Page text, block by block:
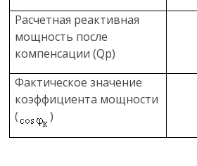
Расчетная реактивная
мощность после
компенсации (Qр)
Фактическое значение
коэффициента мощности
(
)